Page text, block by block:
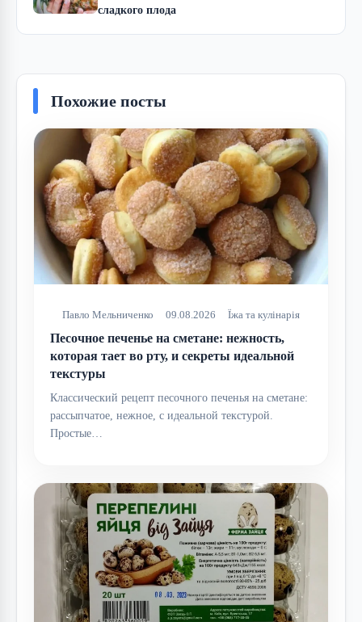
сладкого плода
Похожие посты
Павло Мельниченко 09.08.2026 Їжа та кулінарія
Песочное печенье на сметане: нежность,
которая тает во рту, и секреты идеальной
текстуры
Классический рецепт песочного печенья на сметане:
рассыпчатое, нежное, с идеальной текстурой.
Простые…